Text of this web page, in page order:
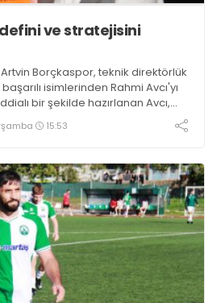
ve stratejisini
Borçkaspor, teknik direktörlük
isimlerinden Rahmi Avcı'yı
bir şekilde hazırlanan Avcı,
15:53